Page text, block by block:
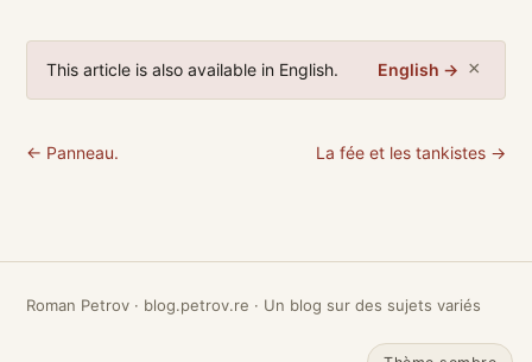
This article is also available in English. English → ×
← Panneau. La fée et les tankistes →
Roman Petrov · blog.petrov.re · Un blog sur des sujets variés